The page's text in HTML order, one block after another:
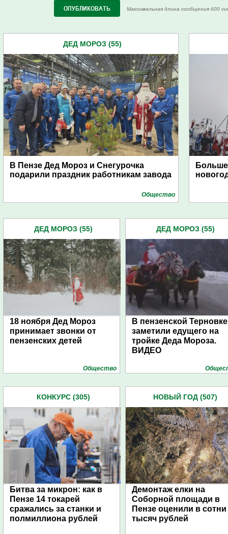
Максимальная длина сообщения 600
ДЕД МОРОЗ (55)
В Пензе Дед Мороз и Снегурочка
подарили праздник работникам завода
Общество
ДЕД МОРОЗ (55)
18 ноября Дед Мороз
принимает звонки от
пензенских детей
Общество
ДЕД МОРОЗ (55)
В пензенской Терновке
заметили едущего на
тройке Деда Мороза.
ВИДЕО
КОНКУРС (305)
Битва за микрон: как в
Пензе 14 токарей
сражались за станки и
полмиллиона рублей
НОВЫЙ ГОД (507)
Демонтаж елки на
Соборной площади в
Пензе оценили в сотни
тысяч рублей